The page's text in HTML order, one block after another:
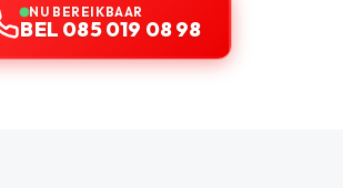
NU BEREIKBAAR
BEL 085 019 08 98